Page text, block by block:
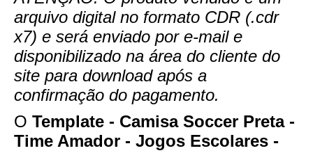
arquivo digital no formato CDR (.cdr
x7) e será enviado por e-mail e
disponibilizado na área do cliente do
site para download após a
confirmação do pagamento.
O Template - Camisa Soccer Preta -
Time Amador - Jogos Escolares -